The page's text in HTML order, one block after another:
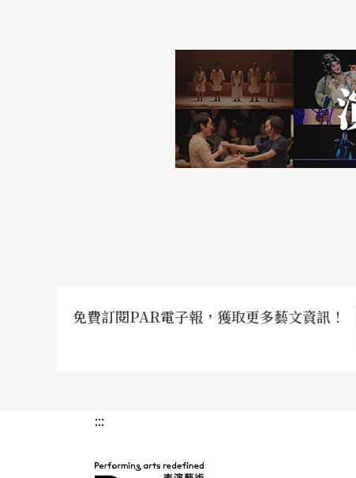
多給我幾顆蛋吧！！
「啊？小鳥？哪種鳥？憤怒鳥？」她緊張地問
下的蛋會不會孵出小鳥，牠們可能嚇得都不
免費訂閱PAR電子報，獲取更多藝文資訊！
:::